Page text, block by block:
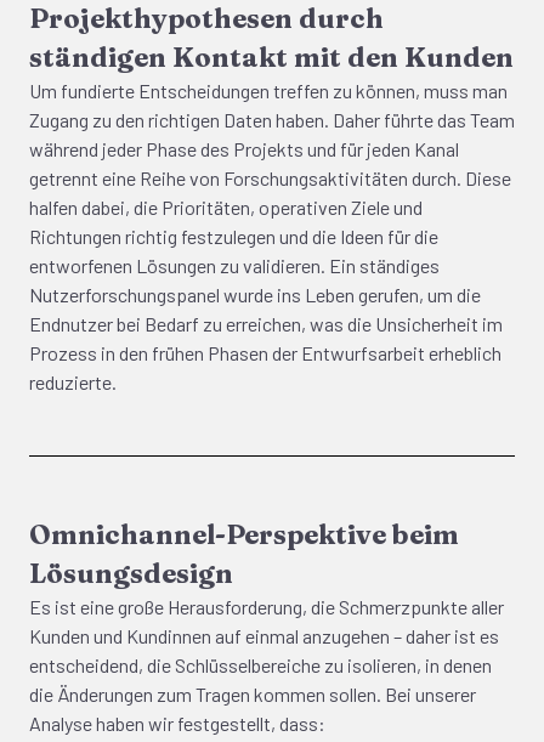
Projekthypothesen durch
ständigen Kontakt mit den Kunden
Um fundierte Entscheidungen treffen zu können, muss man
Zugang zu den richtigen Daten haben. Daher führte das Team
während jeder Phase des Projekts und für jeden Kanal
getrennt eine Reihe von Forschungsaktivitäten durch. Diese
halfen dabei, die Prioritäten, operativen Ziele und
Richtungen richtig festzulegen und die Ideen für die
entworfenen Lösungen zu validieren. Ein ständiges
Nutzerforschungspanel wurde ins Leben gerufen, um die
Endnutzer bei Bedarf zu erreichen, was die Unsicherheit im
Prozess in den frühen Phasen der Entwurfsarbeit erheblich
reduzierte.
Omnichannel-Perspektive beim
Lösungsdesign
Es ist eine große Herausforderung, die Schmerzpunkte aller
Kunden und Kundinnen auf einmal anzugehen – daher ist es
entscheidend, die Schlüsselbereiche zu isolieren, in denen
die Änderungen zum Tragen kommen sollen. Bei unserer
Analyse haben wir festgestellt, dass: